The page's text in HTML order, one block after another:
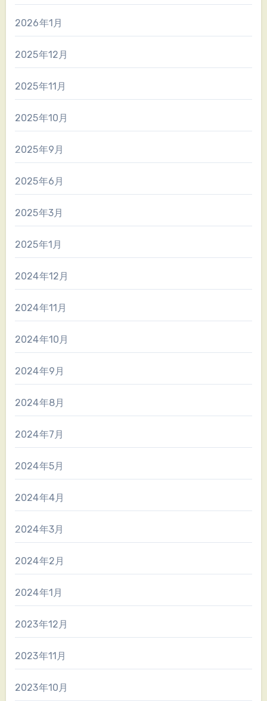
2026年1月
2025年12月
2025年11月
2025年10月
2025年9月
2025年6月
2025年3月
2025年1月
2024年12月
2024年11月
2024年10月
2024年9月
2024年8月
2024年7月
2024年5月
2024年4月
2024年3月
2024年2月
2024年1月
2023年12月
2023年11月
2023年10月